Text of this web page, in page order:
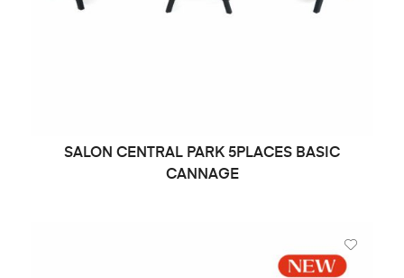
SALON CENTRAL PARK 5PLACES BASIC
CANNAGE